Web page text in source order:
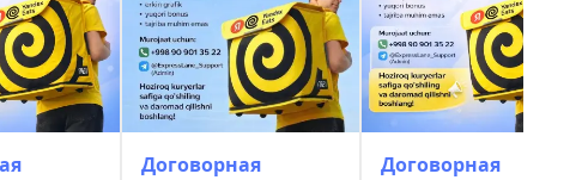
и научиться правильно распоряжаться своим
в Нашу Сильную Команду X-TINT. Другие
Договорная
Договорная